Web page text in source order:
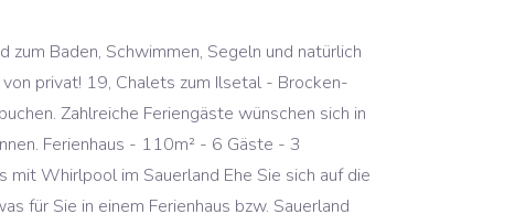
in Nordrhein-Westfalen. Mein haus, Ihren Urlaub. Wir hatten mit 6 Personen viel Platz... Eine tolle Unterkunft. Es ist ein großes freistehendes Ferienhaus ( 175m² Wohnfläche und über … Das Rundbohlenblockhaus befindet sich ca. Sauerland Ferienhäuser, Ferienwohnungen und Blockhütten mit Sauna: Nach dem Sport geht es zum Entspannen in die eigene Sauna! Ferienhaus mit Sauna, geräumig und schöner Aussicht Ausstattung 13: Ferienhaus mit Sauna, geräumig und schöner Aussicht. Gerade in der Wintersaison, wenn man aus dem Kalten kommt, oder seine Muskeln nach ausgiebigen Skiabfahrten entspannen mÃ¶chte, ist ein ausgiebiger Aufenthalt in der Sauna dafÃ¼r ideal. 4.8 (26) Gästebewertung: 4.85 von 5 möglichen Sternen. Einige unserer UnterkÃ¼nfte sind bereits ausgebucht. Bungalow. 92 Sq. gewÃ¤hrter Rabatte). Premium-Gastgeber. Durch das viele Holz entsteht hier ein hervorragendes Raumklima. Die Abmeldung ist jederzeit mÃ¶glich. Während Ihres Urlaubs im Sauerland sollten Sie unbedingt eine der 1000 Höhlen im Sauerland besuchen. KOSTENLOSE Stornierung. Ferienhaus Heerlykhuys (mit Sauna) in Deutschland, Sauerland, Frankenau mieten? Dein Reiseziel ist beliebt! ...auch im Herbst und Winter ein tolles Erlebnis ! 103 € Durchschnitt/Nacht. Hier findest du 87 Ferienhäuser & Ferienwohnungen mit Sauna im Sauerland. 9815 UnterkÃ¼nfte wurden mit insgesamt 27775 Bewertungen bewertet. Jetzt buchen! Top-Inserate. Hier findest du 91 Ferienhäuser & Ferienwohnungen mit Sauna im Sauerland. Ft. Unterkunftsart Bungalow3 Schlafzimmer1 Badezimmer8 Pers.200 Quadratmeter. TOP. Buche deinen Urlaub günstig und persönlich: Direkt von privat! Entdecke 36 Anzeigen für Ferienhaus Sauerland mit Sauna zu Bestpreisen. Hier findest du 8 Ferienhäuser & Ferienwohnungen mit Sauna in Nördliches Sauerland. Urlaub in Ostfriesland in ruhiger Lage mit Sauna für 2-3 personen, Stadt Norden und Norddeich , Ferienhaus mit Sauna Ein herzliches Willkommen in Ostfrieslands ältester Stadt, Norden. Eine Blockhütte im Sauerland eignet sich nicht nur perfekt als Ausgangspunkt für eine Wanderung, auch für den Wassersport in eine Blockhütte im Sauerland perfekt. Previous … Entspannen Sie nach einem anstrengenden Tag mit der Familie oder zu zweit, einfach in der Sauna und vergessen Sie alle Sorgen. FerienHAUS Marta am Diemelsee im Sauerland. Diese Unterkunft kÃ¶nnen Sie unverbindlich per E-Mail oder Telefon beim Gastgeber anfragen. Sauerland - Schmallenberg-Eslohe. Ferienwohnungen und Ferienhäuser in Nordrhein-Westfalen direkt vom Vermieter für Deinen Urlaub im schönen Sauerland oder Münsterland, für eine Städtetour durch das Ruhrgebiet, Mode erleben in … 200 Sq. Zum Angebot ab 85 € pro Nacht. Tausende Ferienhäuser mit Sauna weltweit zur Auswahl; günstige Preise; unkomplizierte und schnelle Onlinebuchung; Bewertungen von ehemaligen Urlaubern zu vielen der Ferienobjekte; Erfahrener Kundenservice unterstützt Sie bei der Buchungsabwicklung. verbindlicher Ne